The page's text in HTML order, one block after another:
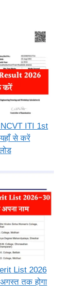
ITI 1st
से करें
List 2026
तक होगा